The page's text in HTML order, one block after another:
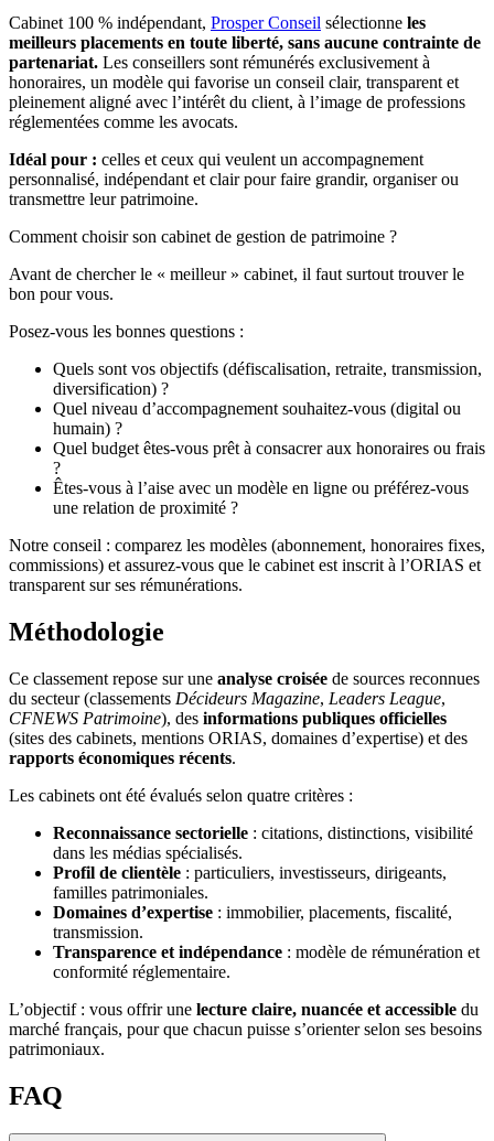
Cabinet 100 % indépendant, Prosper Conseil sélectionne les
meilleurs placements en toute liberté, sans aucune contrainte de
partenariat. Les conseillers sont rémunérés exclusivement à
honoraires, un modèle qui favorise un conseil clair, transparent et
pleinement aligné avec l’intérêt du client, à l’image de professions
réglementées comme les avocats.
Idéal pour : celles et ceux qui veulent un accompagnement
personnalisé, indépendant et clair pour faire grandir, organiser ou
transmettre leur patrimoine.
Comment choisir son cabinet de gestion de patrimoine ?
Avant de chercher le « meilleur » cabinet, il faut surtout trouver le
bon pour vous.
Posez-vous les bonnes questions :
Quels sont vos objectifs (défiscalisation, retraite, transmission,
diversification) ?
Quel niveau d’accompagnement souhaitez-vous (digital ou
humain) ?
Quel budget êtes-vous prêt à consacrer aux honoraires ou frais
?
Êtes-vous à l’aise avec un modèle en ligne ou préférez-vous
une relation de proximité ?
Notre conseil : comparez les modèles (abonnement, honoraires fixes,
commissions) et assurez-vous que le cabinet est inscrit à l’ORIAS et
transparent sur ses rémunérations.
Méthodologie
Ce classement repose sur une analyse croisée de sources reconnues
du secteur (classements Décideurs Magazine, Leaders League,
CFNEWS Patrimoine), des informations publiques officielles
(sites des cabinets, mentions ORIAS, domaines d’expertise) et des
rapports économiques récents.
Les cabinets ont été évalués selon quatre critères :
Reconnaissance sectorielle : citations, distinctions, visibilité
dans les médias spécialisés.
Profil de clientèle : particuliers, investisseurs, dirigeants,
familles patrimoniales.
Domaines d’expertise : immobilier, placements, fiscalité,
transmission.
Transparence et indépendance : modèle de rémunération et
conformité réglementaire.
L’objectif : vous offrir une lecture claire, nuancée et accessible du
marché français, pour que chacun puisse s’orienter selon ses besoins
patrimoniaux.
FAQ